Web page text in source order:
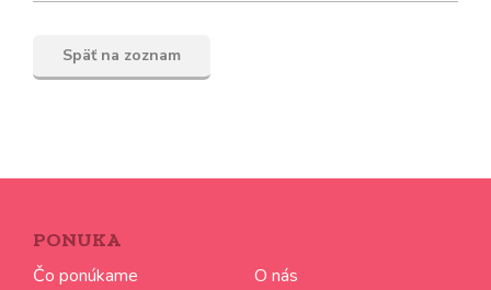
Späť na zoznam
PONUKA
Čo ponúkame
O nás